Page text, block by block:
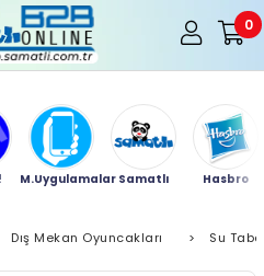
0
M.Uygulamalar Samatlı Hasbro
Dış Mekan Oyuncakları > Su